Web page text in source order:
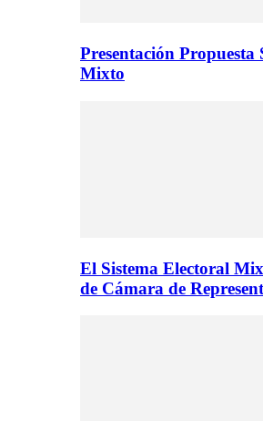
Presentación Propuesta
Mixto
El Sistema Electoral
de Cámara de